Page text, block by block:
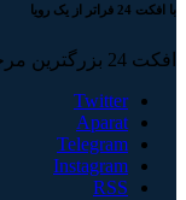
با افکت 24 فراتر از یک رویا
افکت 24 بزرگترین مرجع پروژه های گرافیکی در ایران
Twitter
Aparat
Telegram
Instagram
RSS